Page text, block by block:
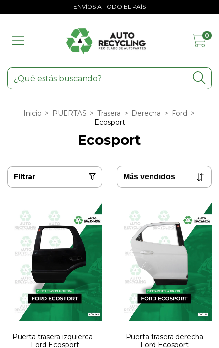
ENVÍOS A TODO EL PAÍS
0
Inicio > PUERTAS > Trasera > Derecha > Ford >
Ecosport
Ecosport
Filtrar
Puerta trasera izquierda -
Ford Ecosport
Puerta trasera derecha
Ford Ecosport